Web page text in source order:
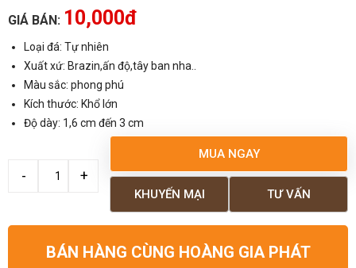
GIÁ BÁN: 10,000đ
Loại đá: Tự nhiên
Xuất xứ: Brazin,ấn độ,tây ban nha..
Màu sắc: phong phú
Kích thước: Khổ lớn
Độ dày: 1,6 cm đến 3 cm
MUA NGAY
TƯ VẤN
KHUYẾN MẠI
BÁN HÀNG CÙNG HOÀNG GIA PHÁT